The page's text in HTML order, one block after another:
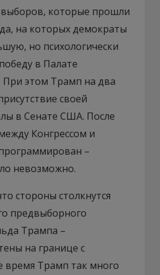
которые прошли
на которых демократы
но психологически
в Палате
При этом Трамп на два
своей
в Сенате США. После
Конгрессом и
–
невозможно.
стороны столкнутся
предвыборного
Трампа –
на границе с
время Трамп так много